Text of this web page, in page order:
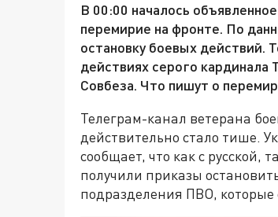
В 00:00 началось
перемирие на фронте. По
остановку боевых действий.
действиях серого
Совбеза. Что пишут о
Телеграм-канал ветерана
действительно стало тише.
сообщает, что как с русской,
получили приказы
подразделения ПВО,